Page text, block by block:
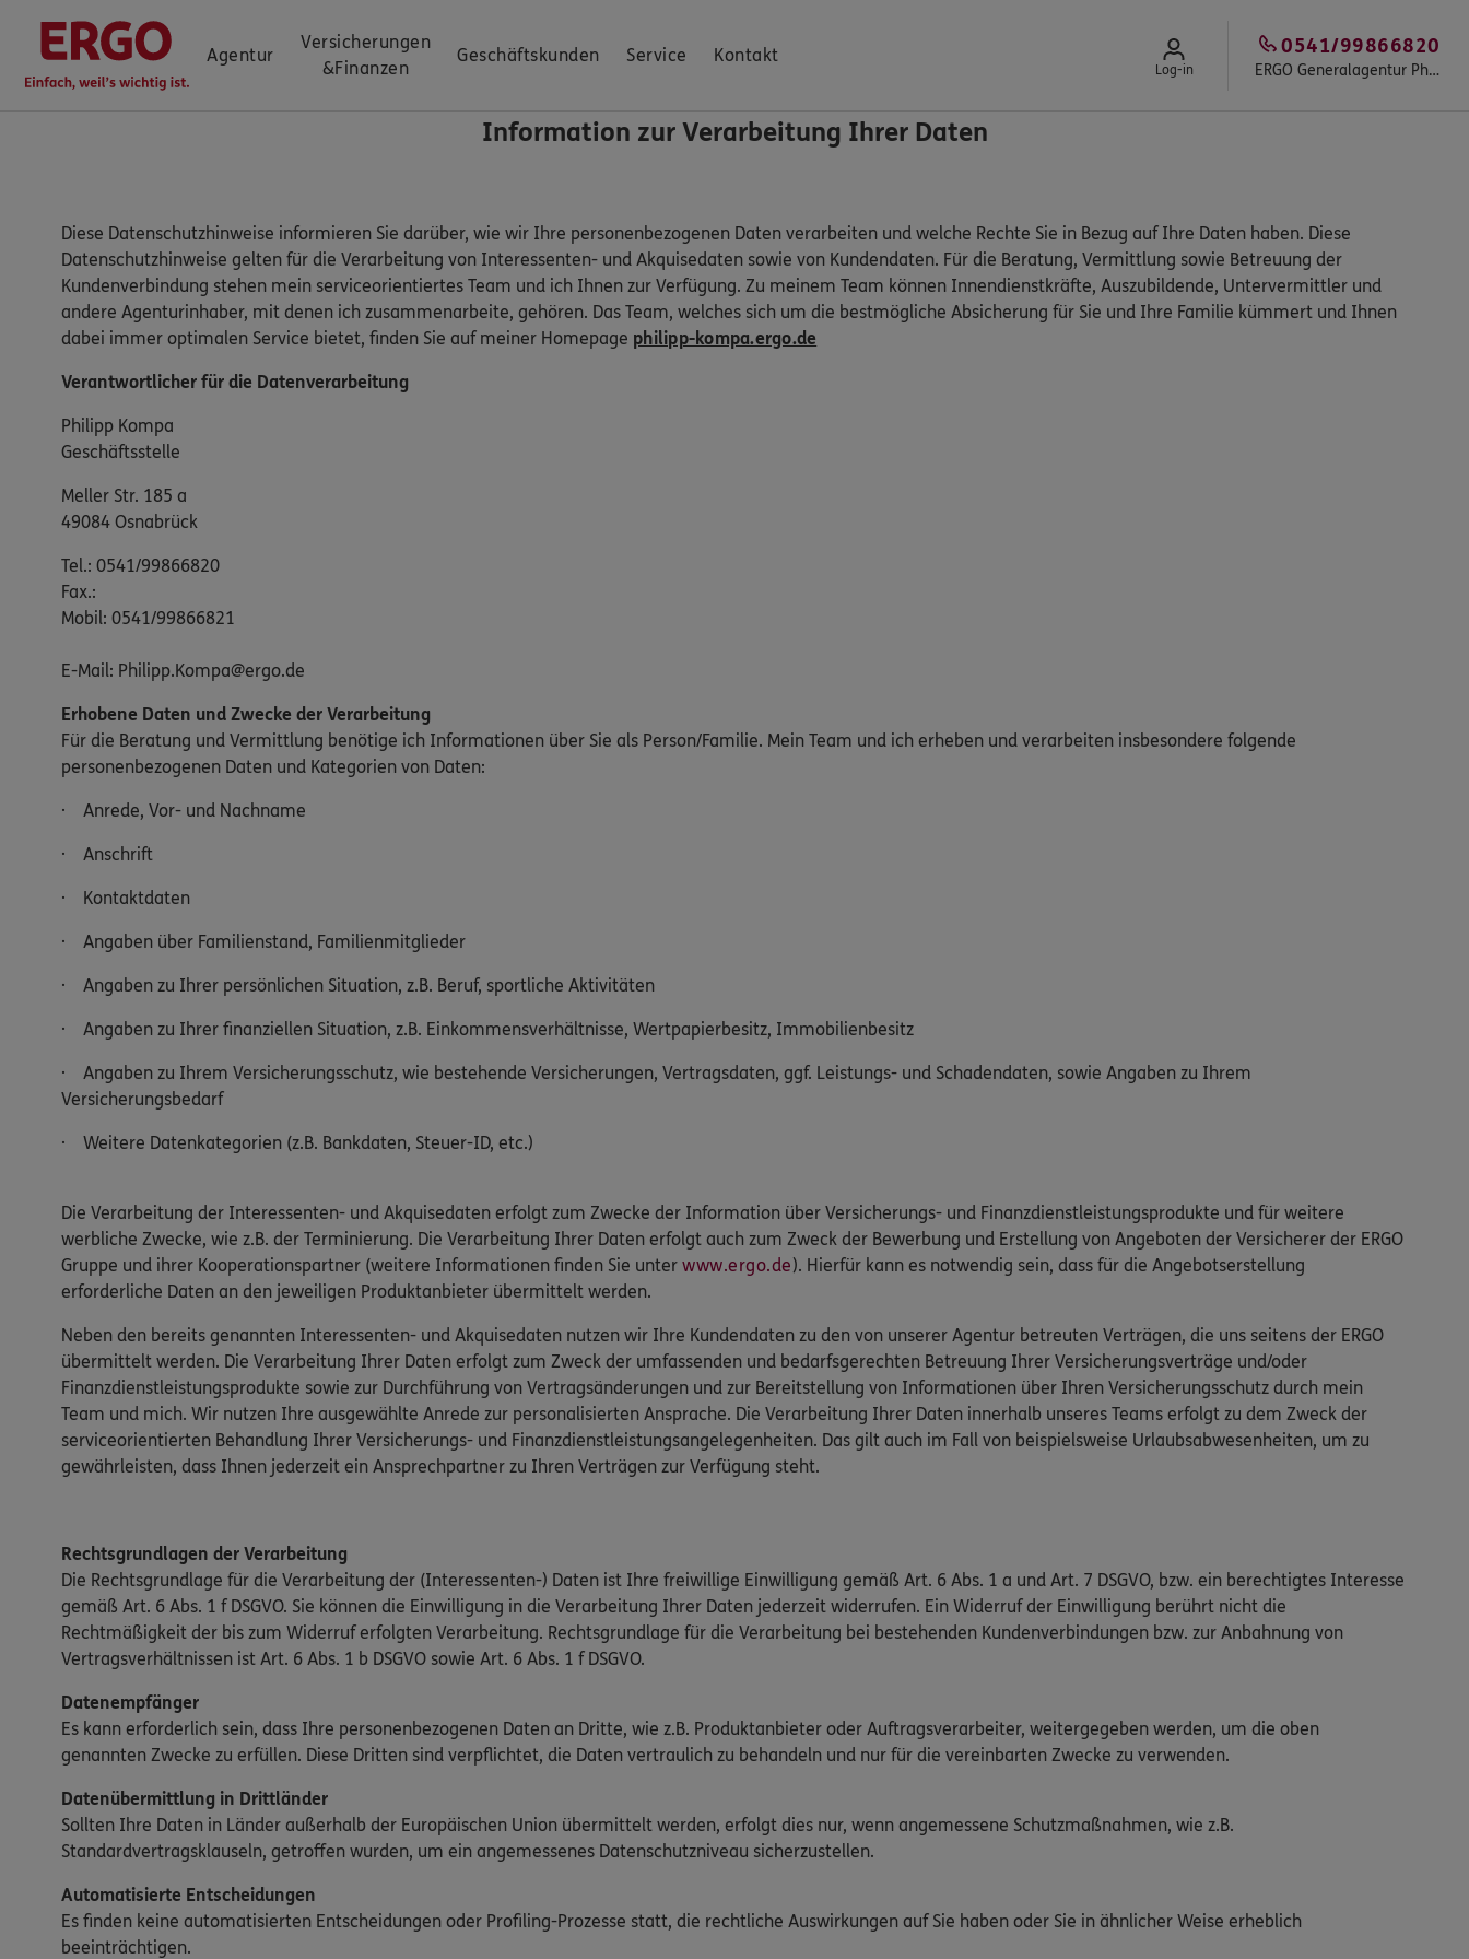
Agentur
Versicherungen
&Finanzen
Geschäftskunden Service Kontakt
Log-in ERGO Generalagentur Philipp Kompa
0541/99866820
Information zur Verarbeitung Ihrer Daten
Diese Datenschutzhinweise informieren Sie darüber, wie wir Ihre personenbezogenen Daten verarbeiten und welche Rechte Sie in Bezug auf Ihre Daten haben. Diese
Datenschutzhinweise gelten für die Verarbeitung von Interessenten- und Akquisedaten sowie von Kundendaten. Für die Beratung, Vermittlung sowie Betreuung der
Kundenverbindung stehen mein serviceorientiertes Team und ich Ihnen zur Verfügung. Zu meinem Team können Innendienstkräfte, Auszubildende, Untervermittler und
andere Agenturinhaber, mit denen ich zusammenarbeite, gehören. Das Team, welches sich um die bestmögliche Absicherung für Sie und Ihre Familie kümmert und Ihnen
dabei immer optimalen Service bietet, finden Sie auf meiner Homepage philipp-kompa.ergo.de
Verantwortlicher für die Datenverarbeitung
Philipp Kompa
Geschäftsstelle
Meller Str. 185 a
49084 Osnabrück
Tel.: 0541/99866820
Fax.:
Mobil: 0541/99866821
E-Mail: Philipp.Kompa@ergo.de
Erhobene Daten und Zwecke der Verarbeitung
Für die Beratung und Vermittlung benötige ich Informationen über Sie als Person/Familie. Mein Team und ich erheben und verarbeiten insbesondere folgende
personenbezogenen Daten und Kategorien von Daten:
· Anrede, Vor- und Nachname
· Anschrift
· Kontaktdaten
· Angaben über Familienstand, Familienmitglieder
· Angaben zu Ihrer persönlichen Situation, z.B. Beruf, sportliche Aktivitäten
· Angaben zu Ihrer finanziellen Situation, z.B. Einkommensverhältnisse, Wertpapierbesitz, Immobilienbesitz
· Angaben zu Ihrem Versicherungsschutz, wie bestehende Versicherungen, Vertragsdaten, ggf. Leistungs- und Schadendaten, sowie Angaben zu Ihrem
Versicherungsbedarf
· Weitere Datenkategorien (z.B. Bankdaten, Steuer-ID, etc.)
Die Verarbeitung der Interessenten- und Akquisedaten erfolgt zum Zwecke der Information über Versicherungs- und Finanzdienstleistungsprodukte und für weitere
werbliche Zwecke, wie z.B. der Terminierung. Die Verarbeitung Ihrer Daten erfolgt auch zum Zweck der Bewerbung und Erstellung von Angeboten der Versicherer der ERGO
Gruppe und ihrer Kooperationspartner (weitere Informationen finden Sie unter www.ergo.de). Hierfür kann es notwendig sein, dass für die Angebotserstellung
erforderliche Daten an den jeweiligen Produktanbieter übermittelt werden.
Neben den bereits genannten Interessenten- und Akquisedaten nutzen wir Ihre Kundendaten zu den von unserer Agentur betreuten Verträgen, die uns seitens der ERGO
übermittelt werden. Die Verarbeitung Ihrer Daten erfolgt zum Zweck der umfassenden und bedarfsgerechten Betreuung Ihrer Versicherungsverträge und/oder
Finanzdienstleistungsprodukte sowie zur Durchführung von Vertragsänderungen und zur Bereitstellung von Informationen über Ihren Versicherungsschutz durch mein
Team und mich. Wir nutzen Ihre ausgewählte Anrede zur personalisierten Ansprache. Die Verarbeitung Ihrer Daten innerhalb unseres Teams erfolgt zu dem Zweck der
serviceorientierten Behandlung Ihrer Versicherungs- und Finanzdienstleistungsangelegenheiten. Das gilt auch im Fall von beispielsweise Urlaubsabwesenheiten, um zu
gewährleisten, dass Ihnen jederzeit ein Ansprechpartner zu Ihren Verträgen zur Verfügung steht.
Rechtsgrundlagen der Verarbeitung
Die Rechtsgrundlage für die Verarbeitung der (Interessenten-) Daten ist Ihre freiwillige Einwilligung gemäß Art. 6 Abs. 1 a und Art. 7 DSGVO, bzw. ein berechtigtes Interesse
gemäß Art. 6 Abs. 1 f DSGVO. Sie können die Einwilligung in die Verarbeitung Ihrer Daten jederzeit widerrufen. Ein Widerruf der Einwilligung berührt nicht die
Rechtmäßigkeit der bis zum Widerruf erfolgten Verarbeitung. Rechtsgrundlage für die Verarbeitung bei bestehenden Kundenverbindungen bzw. zur Anbahnung von
Vertragsverhältnissen ist Art. 6 Abs. 1 b DSGVO sowie Art. 6 Abs. 1 f DSGVO.
Datenempfänger
Es kann erforderlich sein, dass Ihre personenbezogenen Daten an Dritte, wie z.B. Produktanbieter oder Auftragsverarbeiter, weitergegeben werden, um die oben
genannten Zwecke zu erfüllen. Diese Dritten sind verpflichtet, die Daten vertraulich zu behandeln und nur für die vereinbarten Zwecke zu verwenden.
Datenübermittlung in Drittländer
Sollten Ihre Daten in Länder außerhalb der Europäischen Union übermittelt werden, erfolgt dies nur, wenn angemessene Schutzmaßnahmen, wie z.B.
Standardvertragsklauseln, getroffen wurden, um ein angemessenes Datenschutzniveau sicherzustellen.
Automatisierte Entscheidungen
Es finden keine automatisierten Entscheidungen oder Profiling-Prozesse statt, die rechtliche Auswirkungen auf Sie haben oder Sie in ähnlicher Weise erheblich
beeinträchtigen.